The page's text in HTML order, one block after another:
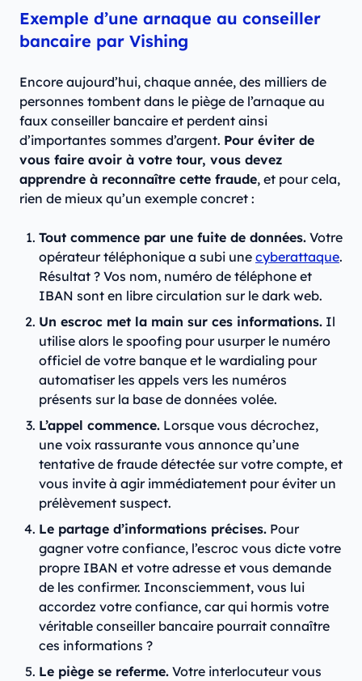
Exemple d’une arnaque au conseiller
bancaire par Vishing
Encore aujourd’hui, chaque année, des milliers de
personnes tombent dans le piège de l’arnaque au
faux conseiller bancaire et perdent ainsi
d’importantes sommes d’argent. Pour éviter de
vous faire avoir à votre tour, vous devez
apprendre à reconnaître cette fraude, et pour cela,
rien de mieux qu’un exemple concret :
Tout commence par une fuite de données. Votre
opérateur téléphonique a subi une cyberattaque.
Résultat ? Vos nom, numéro de téléphone et
IBAN sont en libre circulation sur le dark web.
Un escroc met la main sur ces informations. Il
utilise alors le spoofing pour usurper le numéro
officiel de votre banque et le wardialing pour
automatiser les appels vers les numéros
présents sur la base de données volée.
L’appel commence. Lorsque vous décrochez,
une voix rassurante vous annonce qu’une
tentative de fraude détectée sur votre compte, et
vous invite à agir immédiatement pour éviter un
prélèvement suspect.
Le partage d’informations précises. Pour
gagner votre confiance, l’escroc vous dicte votre
propre IBAN et votre adresse et vous demande
de les confirmer. Inconsciemment, vous lui
accordez votre confiance, car qui hormis votre
véritable conseiller bancaire pourrait connaître
ces informations ?
Le piège se referme. Votre interlocuteur vous